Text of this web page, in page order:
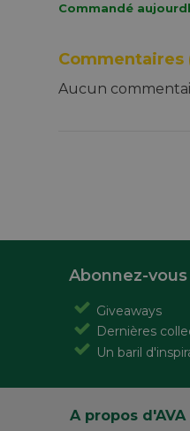
Commandé
Commentaires
Aucun
Abonnez-
Giveaways
Dernières
Un baril
A propos d'AVA